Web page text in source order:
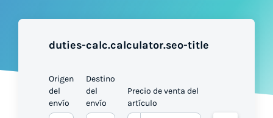
Pricing
duties-calc.calculator.seo-title
Origen
del
envío
Destino
del
envío
Precio de venta del
artículo